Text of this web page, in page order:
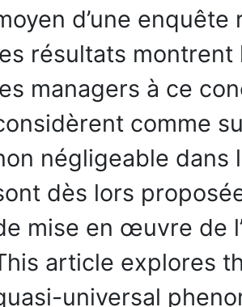
d’une
résultats montrent
managers à ce
comme
négligeable dans
dès lors
mise en œuvre de
article explores
universal